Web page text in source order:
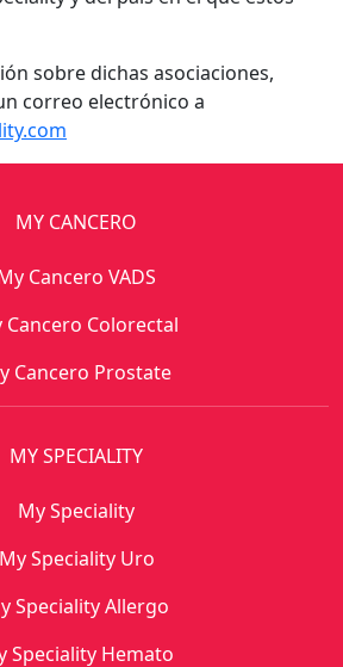
sobre dichas asociaciones,
correo electrónico a
MY CANCERO
Cancero VADS
Cancero Colorectal
Cancero Prostate
MY SPECIALITY
My Speciality
My Speciality Uro
Speciality Allergo
Speciality Hemato